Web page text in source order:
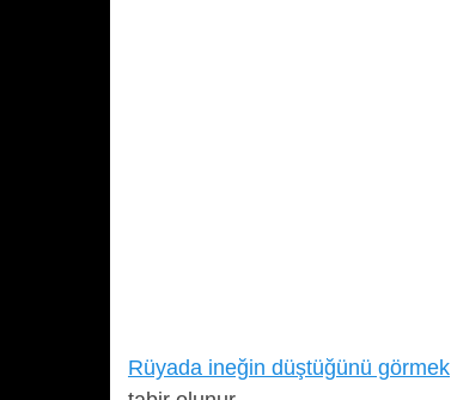
Rüyada ineğin düştüğünü görmek